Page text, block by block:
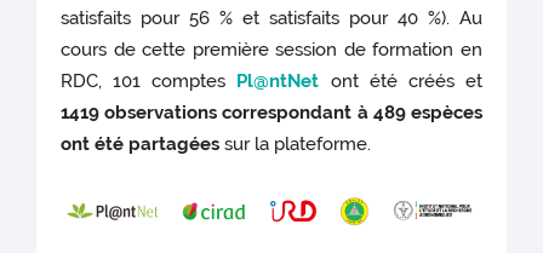
satisfaits pour 56 % et satisfaits pour 40 %). Au
cours de cette première session de formation en
RDC, 101 comptes Pl@ntNet ont été créés et
1419 observations correspondant à 489 espèces
ont été partagées sur la plateforme.